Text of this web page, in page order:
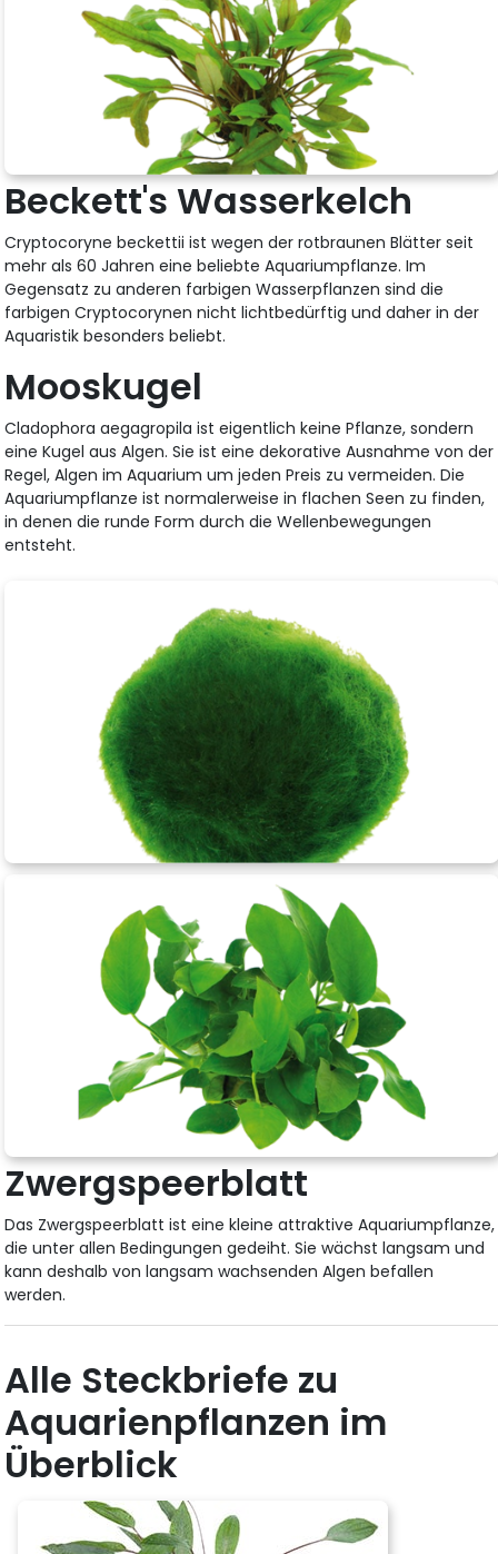
Beckett's Wasserkelch
Cryptocoryne beckettii ist wegen der rotbraunen Blätter seit
mehr als 60 Jahren eine beliebte Aquariumpflanze. Im
Gegensatz zu anderen farbigen Wasserpflanzen sind die
farbigen Cryptocorynen nicht lichtbedürftig und daher in der
Aquaristik besonders beliebt.
Mooskugel
Cladophora aegagropila ist eigentlich keine Pflanze, sondern
eine Kugel aus Algen. Sie ist eine dekorative Ausnahme von der
Regel, Algen im Aquarium um jeden Preis zu vermeiden. Die
Aquariumpflanze ist normalerweise in flachen Seen zu finden,
in denen die runde Form durch die Wellenbewegungen
entsteht.
Zwergspeerblatt
Das Zwergspeerblatt ist eine kleine attraktive Aquariumpflanze,
die unter allen Bedingungen gedeiht. Sie wächst langsam und
kann deshalb von langsam wachsenden Algen befallen
werden.
Alle Steckbriefe zu
Aquarienpflanzen im
Überblick